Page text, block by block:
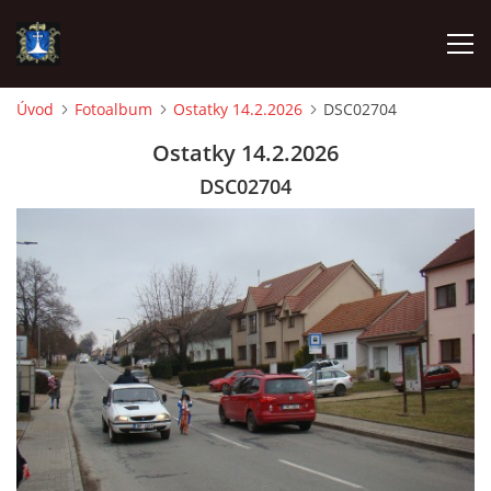
VÝJEZDY
INFORMACE JEDNOTKY »
TECHNIKA
OZNAČENÍ HASIČSKÉ TECHNIKY
Úvod Fotoalbum Ostatky 14.2.2026 DSC02704
Ostatky 14.2.2026
DSC02704